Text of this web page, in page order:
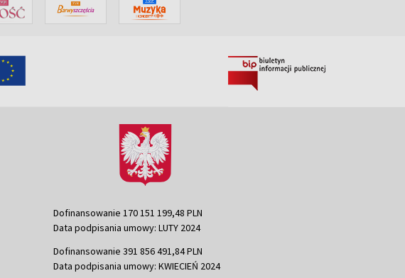
Dofinansowanie 170 151 199,48 PLN
Data podpisania umowy: LUTY 2024
Dofinansowanie 391 856 491,84 PLN
Data podpisania umowy: KWIECIEŃ 2024